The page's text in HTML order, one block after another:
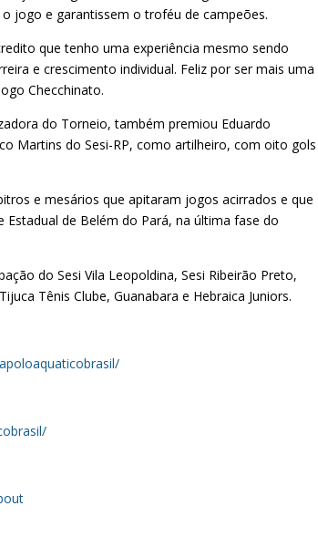
jogo e garantissem o troféu de campeões.
que tenho uma experiência mesmo sendo
e crescimento individual. Feliz por ser mais uma
Checchinato.
do Torneio, também premiou Eduardo
Martins do Sesi-RP, como artilheiro, com oito gols
e mesários que apitaram jogos acirrados e que
Estadual de Belém do Pará, na última fase do
do Sesi Vila Leopoldina, Sesi Ribeirão Preto,
Tênis Clube, Guanabara e Hebraica Juniors.